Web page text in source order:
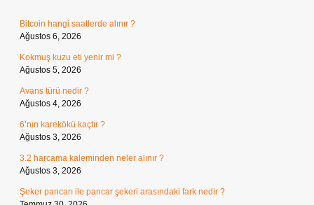
Bitcoin hangi saatlerde alınır ?
Ağustos 6, 2026
Kokmuş kuzu eti yenir mi ?
Ağustos 5, 2026
Avans türü nedir ?
Ağustos 4, 2026
6’nın karekökü kaçtır ?
Ağustos 3, 2026
3.2 harcama kaleminden neler alınır ?
Ağustos 3, 2026
Şeker pancarı ile pancar şekeri arasındaki fark nedir ?